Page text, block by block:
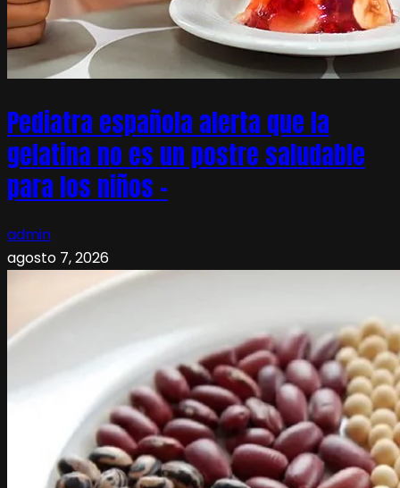
Pediatra española alerta que la
gelatina no es un postre saludable
para los niños –
admin
agosto 7, 2026